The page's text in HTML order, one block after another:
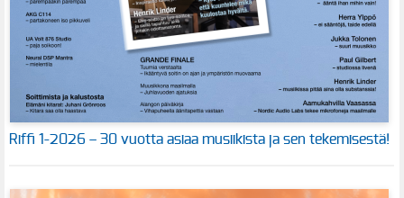
Riffi 1-2026 – 30 vuotta asiaa musiikista ja sen tekemisestä!